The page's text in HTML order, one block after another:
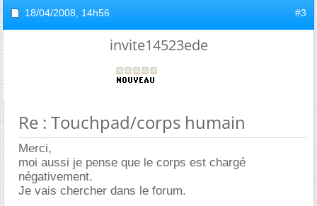
18/04/2008, 14h56 #3
invite14523ede
Re : Touchpad/corps humain
Merci,
moi aussi je pense que le corps est chargé
négativement.
Je vais chercher dans le forum.